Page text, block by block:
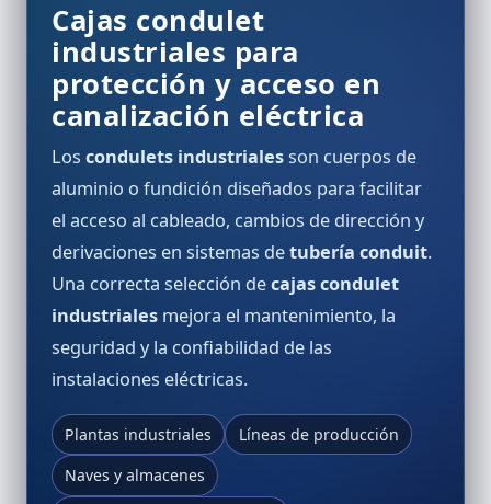
Cajas condulet
industriales para
protección y acceso en
canalización eléctrica
Los condulets industrialesson cuerpos de
aluminio o fundición diseñados para facilitar
el acceso al cableado, cambios de dirección y
derivaciones en sistemas detubería conduit.
Una correcta selección decajas condulet
industriales mejora el mantenimiento, la
seguridad y la confiabilidad de las
instalaciones eléctricas.
Plantas industriales
Líneas de producción
Naves y almacenes